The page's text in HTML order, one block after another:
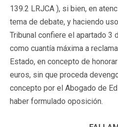
139.2 LRJCA ), si bien, en
tema de debate, y haciendo
Tribunal confiere el apartado 3
como cuantía máxima a
Estado, en concepto de
euros, sin que proceda
concepto por el Abogado de
haber formulado oposición.